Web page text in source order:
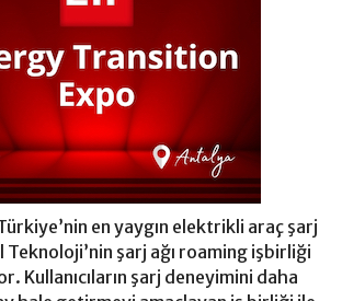
en yaygın elektrikli araç şarj
Teknoloji’nin şarj ağı roaming işbirliği
Kullanıcıların şarj deneyimini daha